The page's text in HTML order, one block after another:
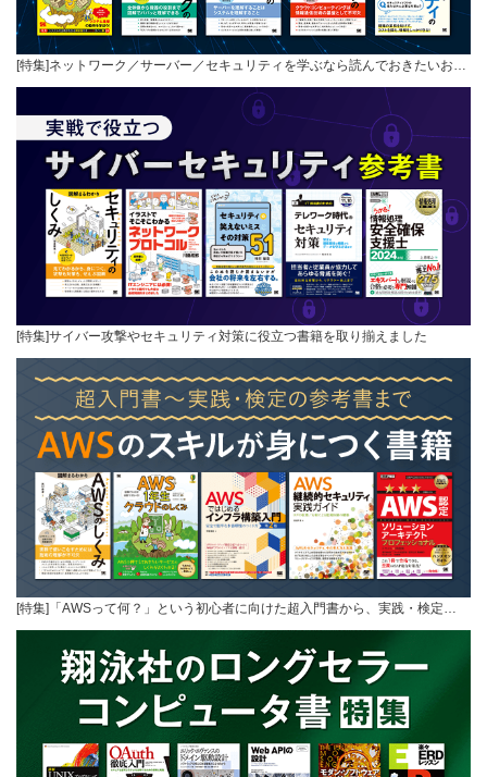
[特集]ネットワーク／サーバー／セキュリティを学ぶなら読んでおきたいお…
[特集]サイバー攻撃やセキュリティ対策に役立つ書籍を取り揃えました
[特集]「AWSって何？」という初心者に向けた超入門書から、実践・検定…